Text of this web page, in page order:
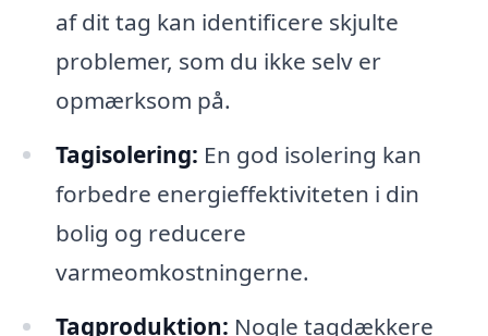
af dit tag kan identificere skjulte
problemer, som du ikke selv er
opmærksom på.
Tagisolering: En god isolering kan
forbedre energieffektiviteten i din
bolig og reducere
varmeomkostningerne.
Tagproduktion: Nogle tagdækkere